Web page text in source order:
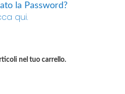
la Password?
qui.
nel tuo carrello.